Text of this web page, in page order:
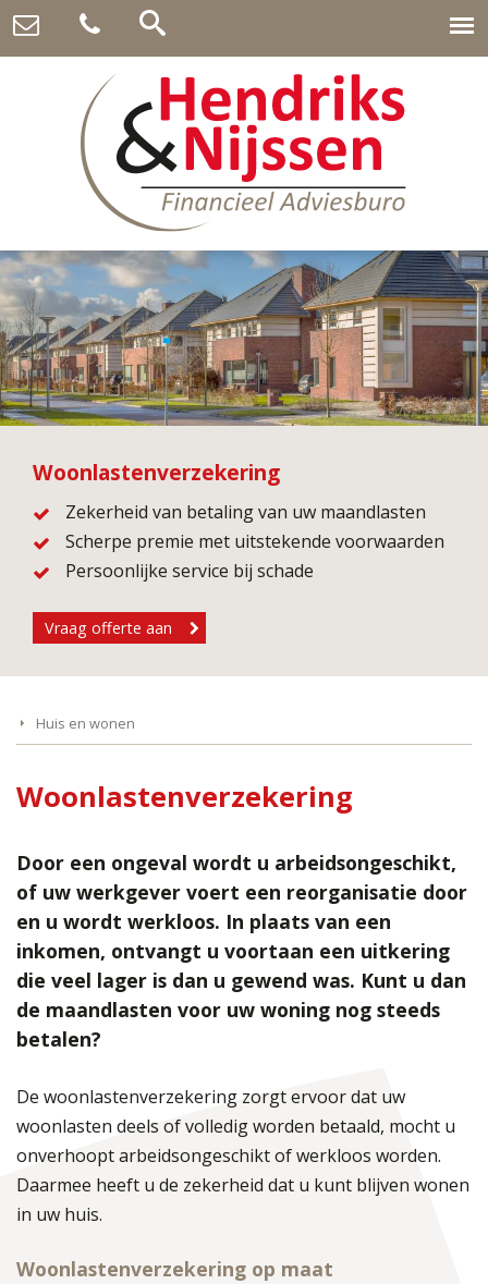
Woonlastenverzekering
Zekerheid van betaling van uw maandlasten
Scherpe premie met uitstekende voorwaarden
Persoonlijke service bij schade
Vraag offerte aan
Huis en wonen
Woonlastenverzekering
Door een ongeval wordt u arbeidsongeschikt,
of uw werkgever voert een reorganisatie door
en u wordt werkloos. In plaats van een
inkomen, ontvangt u voortaan een uitkering
die veel lager is dan u gewend was. Kunt u dan
de maandlasten voor uw woning nog steeds
betalen?
De woonlastenverzekering zorgt ervoor dat uw
woonlasten deels of volledig worden betaald, mocht u
onverhoopt arbeidsongeschikt of werkloos worden.
Daarmee heeft u de zekerheid dat u kunt blijven wonen
in uw huis.
Woonlastenverzekering op maat